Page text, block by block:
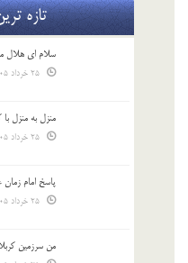
تازه
سلام ای هلال
منزل به منزل
پاسخ امام زمان
من سرزمین کربلا